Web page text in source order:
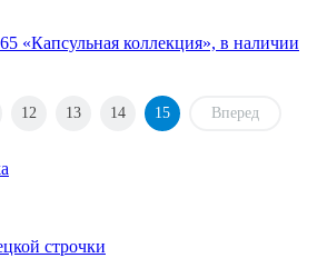
«Капсульная коллекция», в наличии
12 13 14 15 Вперед
строчки